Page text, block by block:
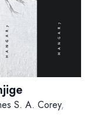
S. A. Corey,